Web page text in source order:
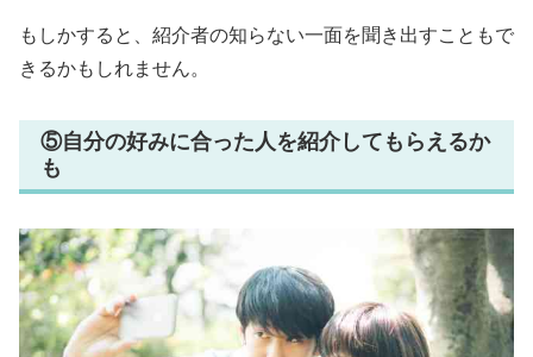
もしかすると、紹介者の知らない一面を聞き出すこともで
きるかもしれません。
⑤自分の好みに合った人を紹介してもらえるか
も